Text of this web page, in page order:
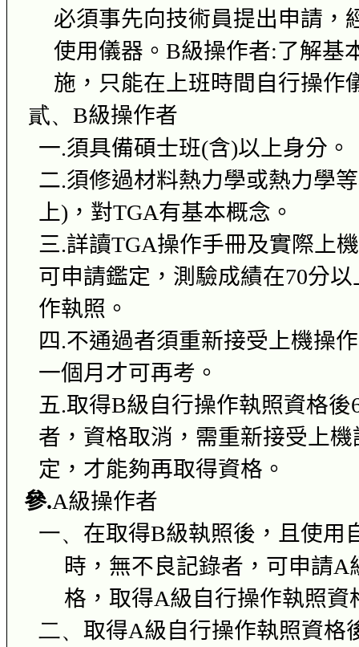
必須事先向技術員提出申請，
使用儀器。B級操作者:了解基
施，只能在上班時間自行操作
貳、B級操作者
一.須具備碩士班(含)以上身分。
二.須修過材料熱力學或熱力學
上) ，對TGA有基本概念。
三.詳讀TGA操作手冊及實際上
可申請鑑定，測驗成績在70分以
作執照。
四.不通過者須重新接受上機操
一個月才可再考。
五.取得B級自行操作執照資格後
者，資格取消，需重新接受上機
定，才能夠再取得資格。
參.A級操作者
一、 在取得B級執照後，且使用
時，無不良記錄者，可申請A
格，取得A級自行操作執照資
二、取得A級自行操作執照資格